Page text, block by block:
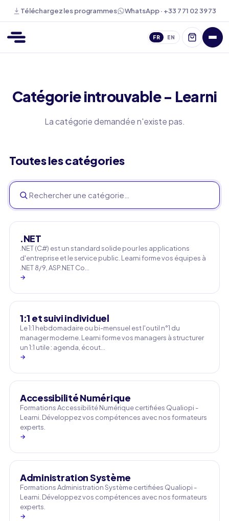
Téléchargez les programmes WhatsApp · +33 7 71 02 39 73
FR EN
Catégorie introuvable - Learni
La catégorie demandée n'existe pas.
Toutes les catégories
.NET
.NET (C#) est un standard solide pour les applications
d'entreprise et le service public. Learni forme vos équipes à
.NET 8/9, ASP.NET Co…
→
1:1 et suivi individuel
Le 1:1 hebdomadaire ou bi-mensuel est l'outil n°1 du
manager moderne. Learni forme vos managers à structurer
un 1:1 utile : agenda, écout…
→
Accessibilité Numérique
Formations Accessibilité Numérique certifiées Qualiopi -
Learni. Développez vos compétences avec nos formateurs
experts.
→
Administration Système
Formations Administration Système certifiées Qualiopi -
Learni. Développez vos compétences avec nos formateurs
experts.
→